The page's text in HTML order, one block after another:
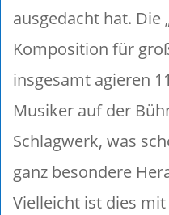
ausgedacht hat. Die
Komposition für
insgesamt agieren
Musiker auf der
Schlagwerk, was
ganz besondere
Vielleicht ist dies